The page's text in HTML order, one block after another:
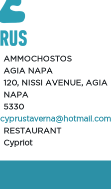
AMMOCHOSTOS
AGIA NAPA
120, NISSI AVENUE, AGIA
NAPA
5330
cyprustaverna@hotmail.com
RESTAURANT
Cypriot